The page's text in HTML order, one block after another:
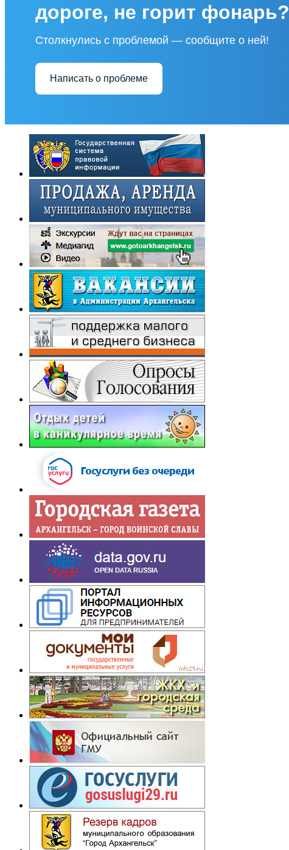
дороге, не горит фонарь?
Столкнулись с проблемой — сообщите о ней!
Написать о проблеме